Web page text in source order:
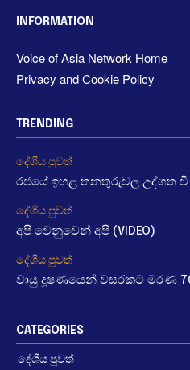
INFORMATION
Voice of Asia Network Home
Privacy and Cookie Policy
TRENDING
දේශීය පුවත්
රජයේ ඉහළ තනතුරුවල උද්ගත වී
දේශීය පුවත්
අපි වෙනුවෙන් අපි (VIDEO)
දේශීය පුවත්
වායු දූෂණයෙන් වසරකට මරණ
CATEGORIES
දේශීය පුවත්